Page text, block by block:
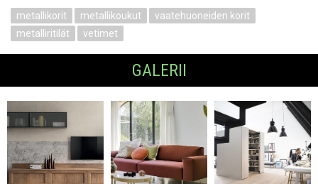
metallikorit
metallikoukut
vaatehuoneiden korit
metalliritilät
vetimet
GALERII